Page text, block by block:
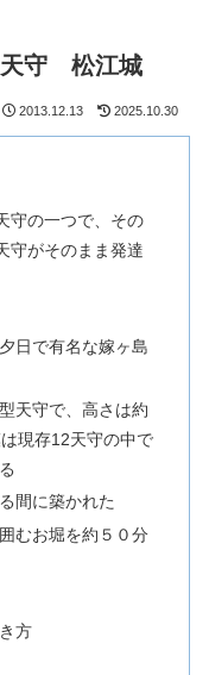
天守 松江城
2013.12.13 2025.10.30
守の一つで、その
守がそのまま発達
日で有名な嫁ヶ島
天守で、高さは約
現存12天守の中で
間に築かれた
むお堀を約５０分
方